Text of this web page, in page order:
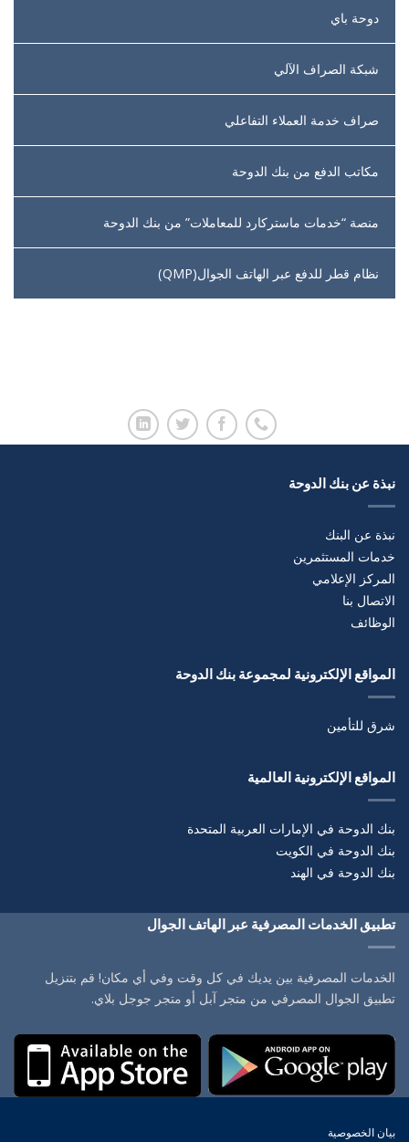
دوحة باي
شبكة الصراف الآلي
صراف خدمة العملاء التفاعلي
مكاتب الدفع من بنك الدوحة
منصة “خدمات ماستركارد للمعاملات” من بنك الدوحة
نظام قطر للدفع عبر الهاتف الجوال(QMP)
نبذة عن بنك الدوحة
نبذة عن البنك
خدمات المستثمرين
المركز الإعلامي
الاتصال بنا
الوظائف
المواقع الإلكترونية لمجموعة بنك الدوحة
شرق للتأمين
المواقع الإلكترونية العالمية
بنك الدوحة في الإمارات العربية المتحدة
بنك الدوحة في الكويت
بنك الدوحة في الهند
تطبيق الخدمات المصرفية عبر الهاتف الجوال
الخدمات المصرفية بين يديك في كل وقت وفي أي مكان! قم بتنزيل
تطبيق الجوال المصرفي من متجر آبل أو متجر جوجل بلاي.
بيان الخصوصية